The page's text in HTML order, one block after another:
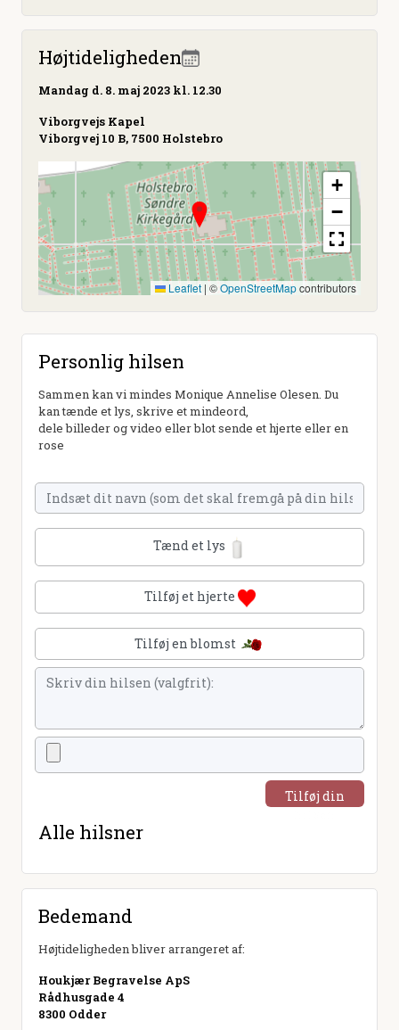
Højtideligheden
Mandag d. 8. maj 2023 kl. 12.30
Viborgvejs Kapel
Viborgvej 10 B, 7500 Holstebro
+
−
Leaflet | ©OpenStreetMapcontributors
Personlig hilsen
Sammen kan vi mindes Monique Annelise Olesen. Du
kan tænde et lys, skrive et mindeord,
dele billeder og video eller blot sende et hjerte eller en
rose
Tænd et lys
Tilføj et hjerte
Tilføj en blomst
Tilføj din
Alle hilsner
Bedemand
Højtideligheden bliver arrangeret af:
Houkjær Begravelse ApS
Rådhusgade 4
8300 Odder